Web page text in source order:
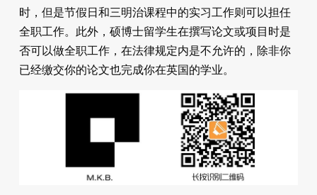
时，但是节假日和三明治课程中的实习工作则可以担任
全职工作。此外，硕博士留学生在撰写论文或项目时是
否可以做全职工作，在法律规定内是不允许的，除非你
已经缴交你的论文也完成你在英国的学业。